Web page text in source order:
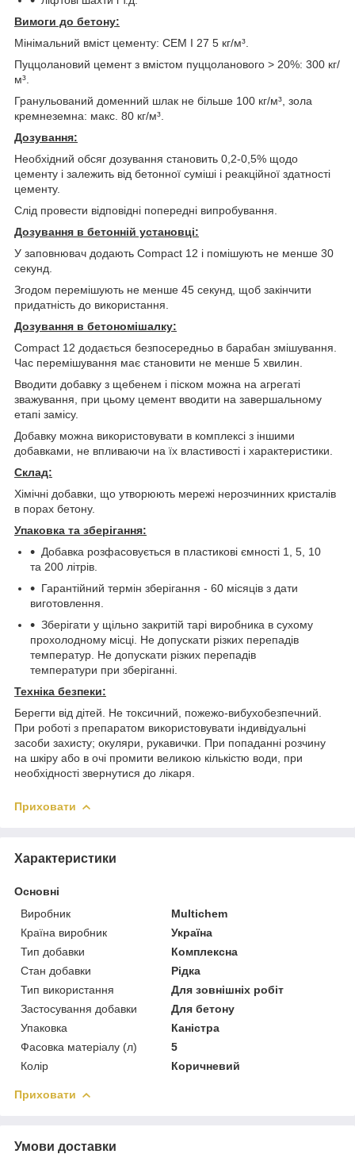
Вимоги до бетону:
Мінімальний вміст цементу: CEM I 27 5 кг/м³.
Пуццолановий цемент з вмістом пуццоланового > 20%: 300 кг/
м³.
Гранульований доменний шлак не більше 100 кг/м³, зола
кремнеземна: макс. 80 кг/м³.
Дозування:
Необхідний обсяг дозування становить 0,2-0,5% щодо
цементу і залежить від бетонної суміші і реакційної здатності
цементу.
Слід провести відповідні попередні випробування.
Дозування в бетонній установці:
У заповнювач додають Compact 12 і помішують не менше 30
секунд.
Згодом перемішують не менше 45 секунд, щоб закінчити
придатність до використання.
Дозування в бетономішалку:
Compact 12 додається безпосередньо в барабан змішування.
Час перемішування має становити не менше 5 хвилин.
Вводити добавку з щебенем і піском можна на агрегаті
зважування, при цьому цемент вводити на завершальному
етапі замісу.
Добавку можна використовувати в комплексі з іншими
добавками, не впливаючи на їх властивості і характеристики.
Склад:
Хімічні добавки, що утворюють мережі нерозчинних кристалів
в порах бетону.
Упаковка та зберігання:
Добавка розфасовується в пластикові ємності 1, 5, 10
та 200 літрів.
Гарантійний термін зберігання - 60 місяців з дати
виготовлення.
Зберігати у щільно закритій тарі виробника в сухому
прохолодному місці. Не допускати різких перепадів
температур. Не допускати різких перепадів
температури при зберіганні.
Техніка безпеки:
Берегти від дітей. Не токсичний, пожежо-вибухобезпечний.
При роботі з препаратом використовувати індивідуальні
засоби захисту; окуляри, рукавички. При попаданні розчину
на шкіру або в очі промити великою кількістю води, при
необхідності звернутися до лікаря.
Приховати
Характеристики
Основні
Виробник
Multichem
Країна виробник
Україна
Тип добавки
Комплексна
Стан добавки
Рідка
Тип використання
Для зовнішніх робіт
Застосування добавки
Для бетону
Упаковка
Каністра
Фасовка матеріалу (л)
5
Колір
Коричневий
Приховати
Умови доставки